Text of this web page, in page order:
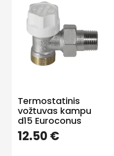
Termostatinis
vožtuvas kampu
d15 Euroconus
12.50€